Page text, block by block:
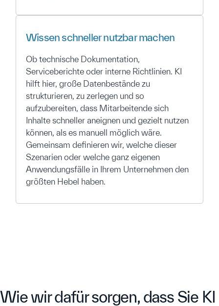
Wissen schneller nutzbar machen
Ob technische Dokumentation,
Serviceberichte oder interne Richtlinien. KI
hilft hier, große Datenbestände zu
strukturieren, zu zerlegen und so
aufzubereiten, dass Mitarbeitende sich
Inhalte schneller aneignen und gezielt nutzen
können, als es manuell möglich wäre.
Gemeinsam definieren wir, welche dieser
Szenarien oder welche ganz eigenen
Anwendungsfälle in Ihrem Unternehmen den
größten Hebel haben.
Wie wir dafür sorgen, dass Sie KI